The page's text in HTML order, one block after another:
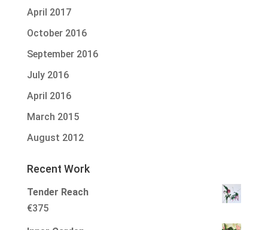
April 2017
October 2016
September 2016
July 2016
April 2016
March 2015
August 2012
Recent Work
Tender Reach
€375